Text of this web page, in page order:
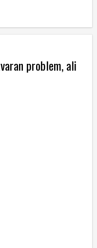
problem, ali